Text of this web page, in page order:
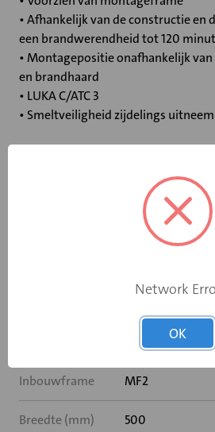
• Afhankelijk van de constructie en
een brandwerendheid tot 120
• Montagepositie onafhankelijk
en brandhaard
• LUKA C/ATC 3
• Smeltveiligheid zijdelings
Standaard
Nee
Nee
Inbouwframe MF2
Breedte (mm) 500
Network
OK